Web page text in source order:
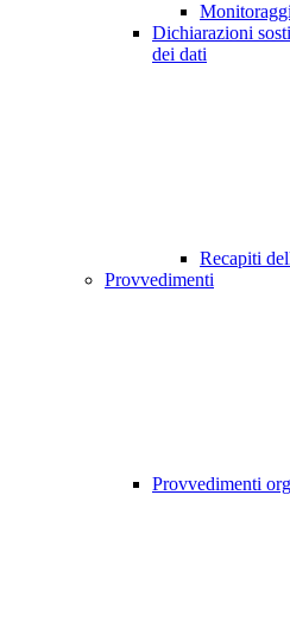
Dichiarazioni
dei dati
Recapiti
Provvedimenti
Provvedimenti